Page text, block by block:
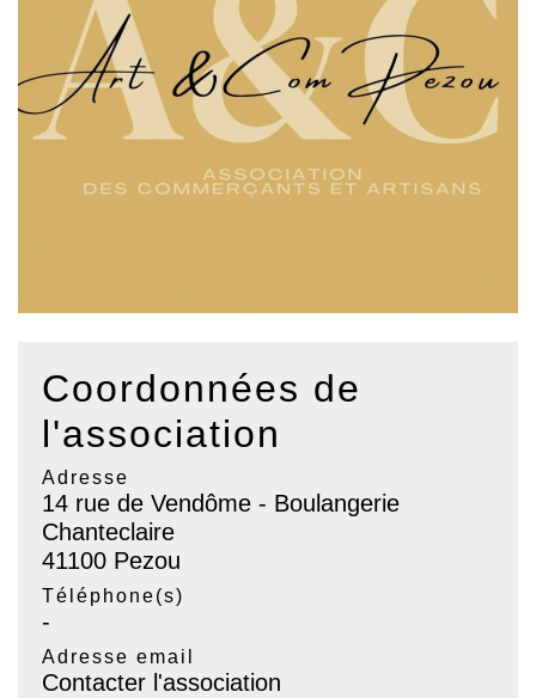
Coordonnées de
l'association
Adresse
14 rue de Vendôme - Boulangerie
Chanteclaire
41100 Pezou
Téléphone(s)
-
Adresse email
Contacter l'association